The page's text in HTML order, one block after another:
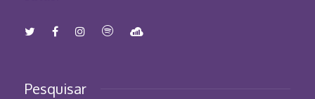
Pesquisar